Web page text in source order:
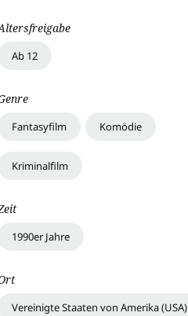
Ab 12
Fantasyfilm Komödie
Kriminalfilm
1990er Jahre
Vereinigte Staaten von Amerika (USA)